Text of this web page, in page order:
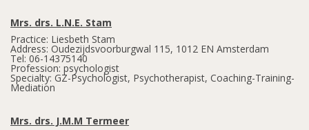
Mrs. drs. L.N.E. Stam
Practice: Liesbeth Stam
Address: Oudezijdsvoorburgwal 115, 1012 EN Amsterdam
Tel: 06-14375140
Profession: psychologist
Specialty: GZ-Psychologist, Psychotherapist, Coaching-Training-
Mediation
Mrs. drs. J.M.M Termeer